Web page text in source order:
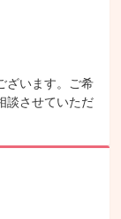
ざいます。ご希
談させていただ